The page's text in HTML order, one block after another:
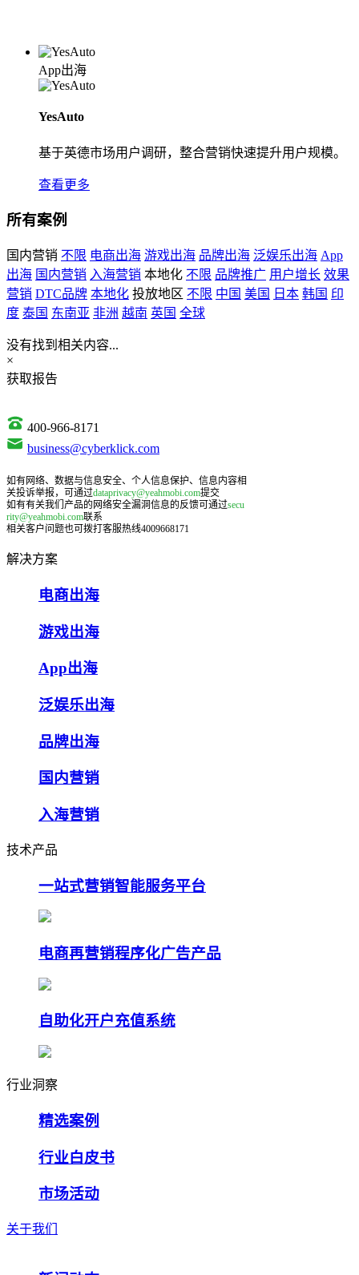
App出海
YesAuto
基于英德市场用户调研，整合营销快速提升用户规模。
查看更多
所有案例
国内营销 不限 电商出海 游戏出海 品牌出海 泛娱乐出海 App
出海 国内营销 入海营销 本地化 不限 品牌推广 用户增长 效果
营销 DTC品牌 本地化 投放地区 不限 中国 美国 日本 韩国 印
度 泰国 东南亚 非洲 越南 英国 全球
没有找到相关内容...
×
获取报告
400-966-8171
business@cyberklick.com
如有网络、数据与信息安全、个人信息保护、信息内容相
关投诉举报，可通过dataprivacy@yeahmobi.com提交
如有有关我们产品的网络安全漏洞信息的反馈可通过secu
rity@yeahmobi.com联系
相关客户问题也可拨打客服热线4009668171
解决方案
电商出海
游戏出海
App出海
泛娱乐出海
品牌出海
国内营销
入海营销
技术产品
一站式营销智能服务平台
电商再营销程序化广告产品
自助化开户充值系统
行业洞察
精选案例
行业白皮书
市场活动
关于我们